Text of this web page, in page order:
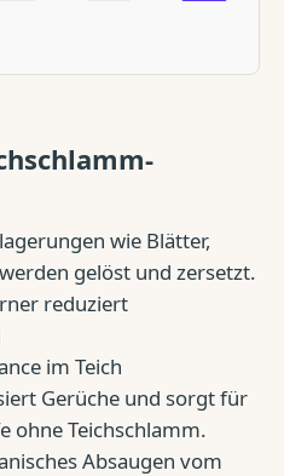
wie Blätter,
gelöst und zersetzt.
reduziert
im Teich
Gerüche und sorgt für
ohne Teichschlamm.
Absaugen vom